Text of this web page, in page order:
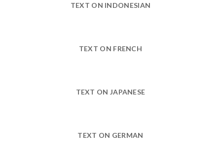
TEXT ON INDONESIAN
TEXT ON FRENCH
TEXT ON JAPANESE
TEXT ON GERMAN